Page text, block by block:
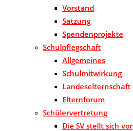
Vorstand
Satzung
Spendenprojekte
Schulpflegschaft
Allgemeines
Schulmitwirkung
Landeselternschaft
Elternforum
Schülervertretung
Die SV stellt sich vor